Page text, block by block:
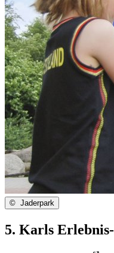
© Jaderpark
5. Karls